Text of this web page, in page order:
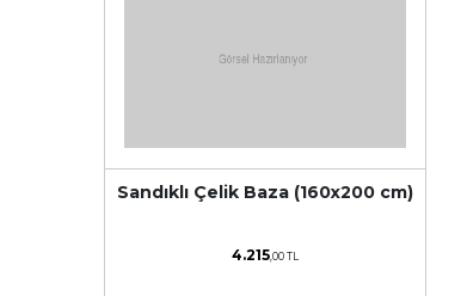
Sandıklı Çelik Baza (160x200 cm)
4.215,00 TL